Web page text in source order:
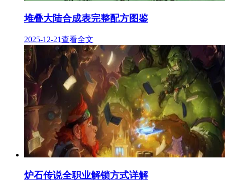
堆叠大陆合成表完整配方图鉴
2025-12-21查看全文
炉石传说全职业解锁方式详解